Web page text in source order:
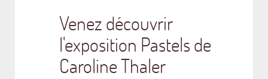
Venez découvrir
l'exposition Pastels de
Caroline Thaler